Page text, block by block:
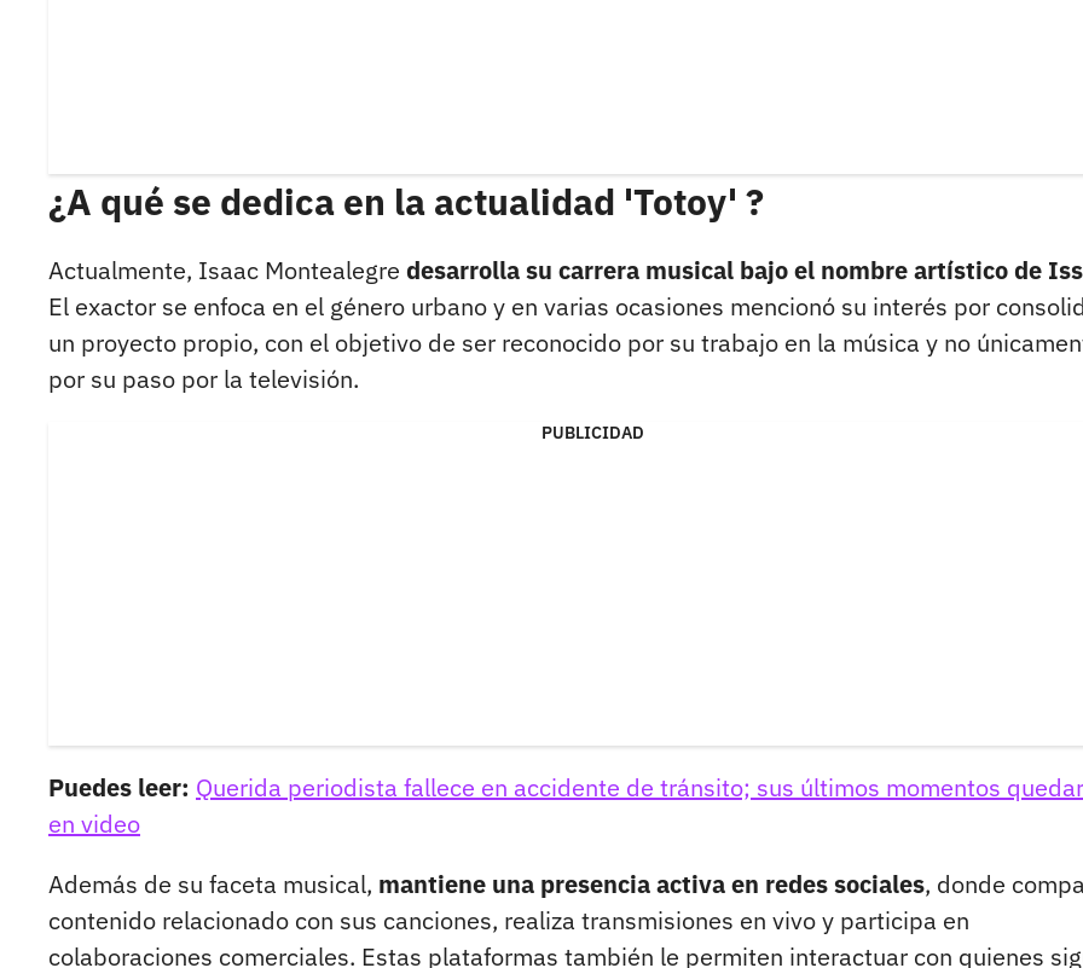
¿A qué se dedica en la actualidad 'Totoy' ?
Actualmente, Isaac Montealegre desarrolla su carrera musical bajo el nombre artístico de
El exactor se enfoca en el género urbano y en varias ocasiones mencionó su interés por
un proyecto propio, con el objetivo de ser reconocido por su trabajo en la música y no
por su paso por la televisión.
PUBLICIDAD
Puedes leer: Querida periodista fallece en accidente de tránsito; sus últimos momentos
en video
Además de su faceta musical, mantiene una presencia activa en redes sociales, donde
contenido relacionado con sus canciones, realiza transmisiones en vivo y participa en
colaboraciones comerciales. Estas plataformas también le permiten interactuar con quienes